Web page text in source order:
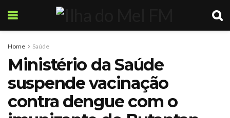
Home Saúde
Ministério da Saúde
suspende vacinação
contra dengue com o